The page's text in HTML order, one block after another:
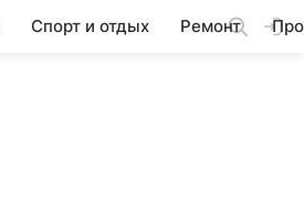
Спорт и отдых Ремонт